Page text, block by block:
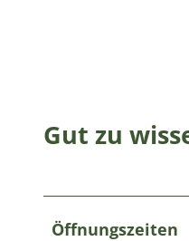
Gut zu
Öffnungszeiten